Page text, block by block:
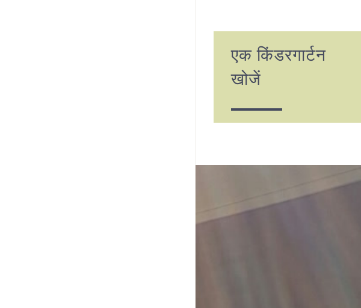
एक किंडरगार्टन
खोजें